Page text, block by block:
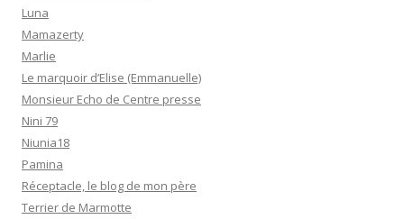
Luna
Mamazerty
Marlie
Le marquoir d’Elise (Emmanuelle)
Monsieur Echo de Centre presse
Nini 79
Niunia18
Pamina
Réceptacle, le blog de mon père
Terrier de Marmotte